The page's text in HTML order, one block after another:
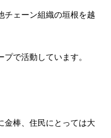
チェーン組織の垣根を越
で活動しています。
金棒、住民にとっては大